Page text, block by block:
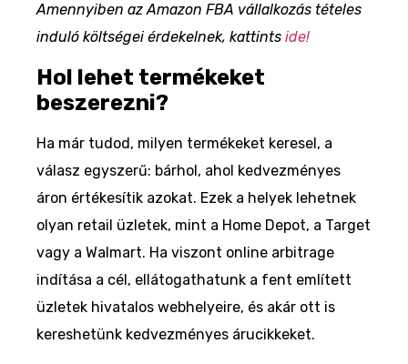
Amennyiben az Amazon FBA vállalkozás tételes
induló költségei érdekelnek, kattints ide!
Hol lehet termékeket
beszerezni?
Ha már tudod, milyen termékeket keresel, a
válasz egyszerű: bárhol, ahol kedvezményes
áron értékesítik azokat. Ezek a helyek lehetnek
olyan retail üzletek, mint a Home Depot, a Target
vagy a Walmart. Ha viszont online arbitrage
indítása a cél, ellátogathatunk a fent említett
üzletek hivatalos webhelyeire, és akár ott is
kereshetünk kedvezményes árucikkeket.